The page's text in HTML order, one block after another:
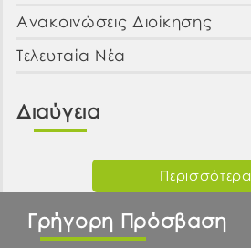
Ανακοινώσεις Διοίκησης
Τελευταία Νέα
Διαύγεια
Περισσότερα
Γρήγορη Πρόσβαση